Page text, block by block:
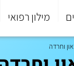
מילון רפואי
וחרדה